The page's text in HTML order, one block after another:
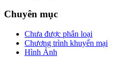
Chuyên mục
Chưa được phân loại
Chương trình khuyến mại
Hình Ảnh